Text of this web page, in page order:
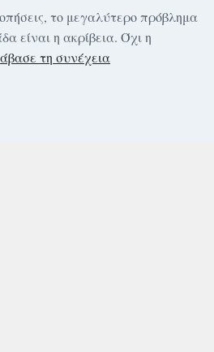
το μεγαλύτερο πρόβλημα
είναι η ακρίβεια. Όχι η
τη συνέχεια